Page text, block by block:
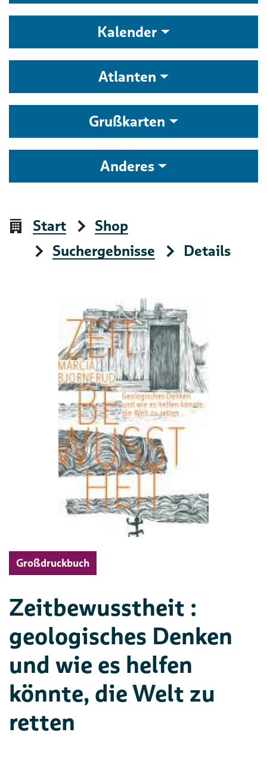
Kalender
Atlanten
Grußkarten
Anderes
Start
Shop
Suchergebnisse
Details
Großdruckbuch
Zeitbewusstheit :
geologisches Denken
und wie es helfen
könnte, die Welt zu
retten